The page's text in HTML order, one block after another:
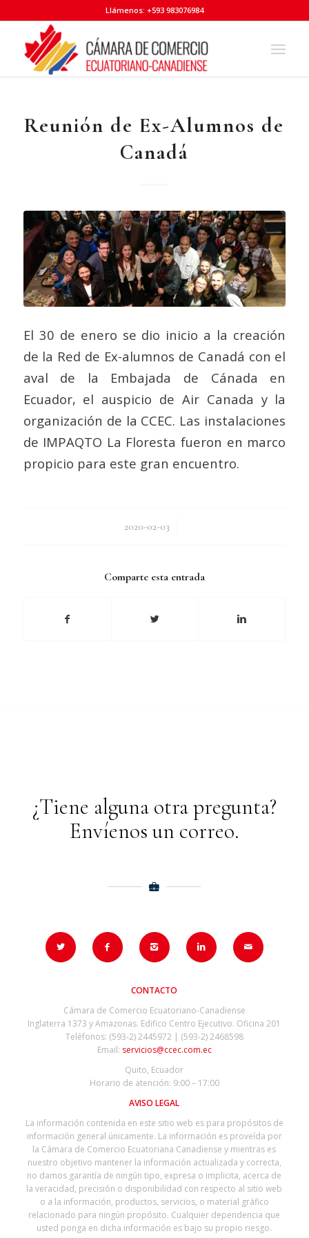
Llámenos: +593 983076984
Reunión de Ex-Alumnos de
Canadá
El 30 de enero se dio inicio a la creación
de la Red de Ex-alumnos de Canadá con el
aval de la Embajada de Cánada en
Ecuador, el auspicio de Air Canada y la
organización de la CCEC. Las instalaciones
de IMPAQTO La Floresta fueron en marco
propicio para este gran encuentro.
2020-02-03
/
Comparte esta entrada
¿Tiene alguna otra pregunta?
Envíenos un correo.
CONTACTO
Cámara de Comercio Ecuatoriano-Canadiense
Inglaterra 1373 y Amazonas. Edifico Centro Ejecutivo. Oficina 201
Teléfonos: (593-2) 2445972 | (593-2) 2468598
Email: servicios@ccec.com.ec
Quito, Ecuador
Horario de atención: 9:00 – 17:00
AVISO LEGAL
La información contenida en este sitio web es para propósitos de
información general únicamente. La información es proveída por
la Cámara de Comercio Ecuatoriana Canadiense y mientras es
nuestro objetivo mantener la información actualizada y correcta,
no damos garantía de ningún tipo, expresa o implicita, acerca de
la veracidad, precisión o disponibilidad con respecto al sitio web
o a la información, productos, servicios, o material gráfico
relacionado para ningún propósito. Cualquier dependencia que
usted ponga en dicha información es bajo su propio riesgo.